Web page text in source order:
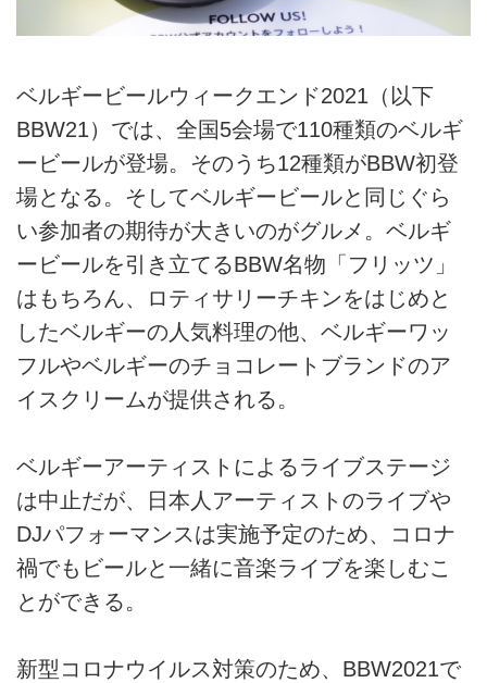
ベルギービールウィークエンド2021（以下
BBW21）では、全国5会場で110種類のベルギ
ービールが登場。そのうち12種類がBBW初登
場となる。そしてベルギービールと同じぐら
い参加者の期待が大きいのがグルメ。ベルギ
ービールを引き立てるBBW名物「フリッツ」
はもちろん、ロティサリーチキンをはじめと
したベルギーの人気料理の他、ベルギーワッ
フルやベルギーのチョコレートブランドのア
イスクリームが提供される。
ベルギーアーティストによるライブステージ
は中止だが、日本人アーティストのライブや
DJパフォーマンスは実施予定のため、コロナ
禍でもビールと一緒に音楽ライブを楽しむこ
とができる。
新型コロナウイルス対策のため、BBW2021で